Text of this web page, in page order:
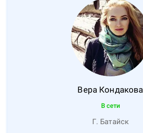
Вера Кондакова
В сети
Г. Батайск